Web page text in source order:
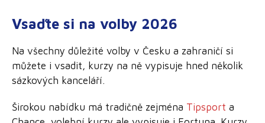
Vsaďte si na volby 2026
Na všechny důležité volby v Česku a zahraničí si
můžete i vsadit, kurzy na ně vypisuje hned několik
sázkových kanceláří.
Širokou nabídku má tradičně zejména Tipsport a